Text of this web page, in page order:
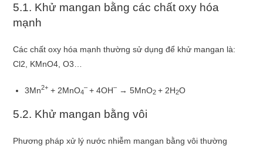
5.1. Khử mangan bằng các chất oxy hóa
mạnh
Các chất oxy hóa mạnh thường sử dụng để khử mangan là:
Cl2, KMnO4, O3…
3Mn2+ + 2MnO4
– + 4OH– → 5MnO2+ 2H2O
5.2. Khử mangan bằng vôi
Phương pháp xử lý nước nhiễm mangan bằng vôi thường